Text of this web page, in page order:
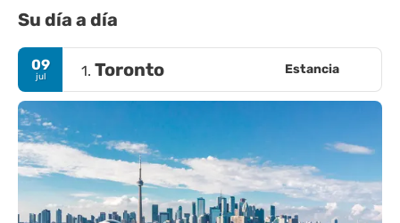
Su día a día
09
jul 1. Toronto Estancia